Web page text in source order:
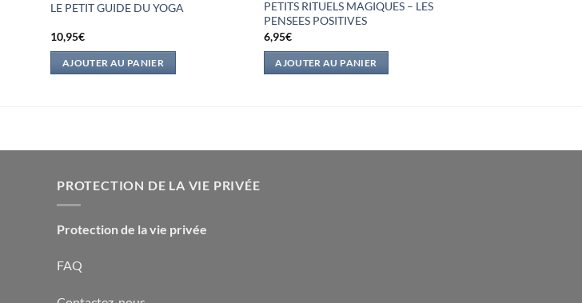
LE PETIT GUIDE DU YOGA
10,95€
AJOUTER AU PANIER
PETITS RITUELS MAGIQUES – LES
PENSEES POSITIVES
6,95€
AJOUTER AU PANIER
PROTECTION DE LA VIE PRIVÉE
Protection de la vie privée
FAQ